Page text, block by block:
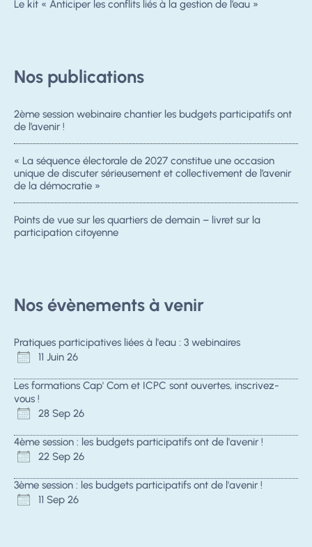
Le kit « Anticiper les conflits liés à la gestion de l’eau »
Nos publications
2ème session webinaire chantier les budgets participatifs ont
de l’avenir !
« La séquence électorale de 2027 constitue une occasion
unique de discuter sérieusement et collectivement de l’avenir
de la démocratie »
Points de vue sur les quartiers de demain – livret sur la
participation citoyenne
Nos évènements à venir
Pratiques participatives liées à l'eau : 3 webinaires
11 Juin 26
Les formations Cap' Com et ICPC sont ouvertes, inscrivez-
vous !
28 Sep 26
4ème session : les budgets participatifs ont de l'avenir !
22 Sep 26
3ème session : les budgets participatifs ont de l'avenir !
11 Sep 26